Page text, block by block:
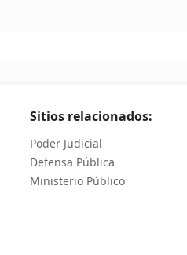
Sitios relacionados:
Poder Judicial
Defensa Pública
Ministerio Público